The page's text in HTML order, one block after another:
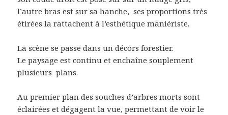
l’autre bras est sur sa hanche, ses proportions très
étirées la rattachent à l’esthétique maniériste.
La scène se passe dans un décors forestier.
Le paysage est continu et enchaîne souplement
plusieurs plans.
Au premier plan des souches d’arbres morts sont
éclairées et dégagent la vue, permettant de voir le